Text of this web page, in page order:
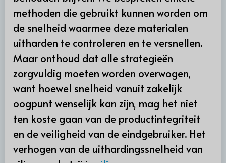
methoden die gebruikt kunnen worden om
de snelheid waarmee deze materialen
uitharden te controleren en te versnellen.
Maar onthoud dat alle strategieën
zorgvuldig moeten worden overwogen,
want hoewel snelheid vanuit zakelijk
oogpunt wenselijk kan zijn, mag het niet
ten koste gaan van de productintegriteit
en de veiligheid van de eindgebruiker. Het
verhogen van de uithardingssnelheid van